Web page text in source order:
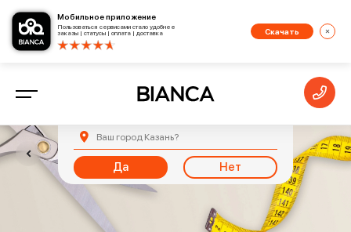
Мобильное приложение
Пользоваться сервисами стало удобнее
заказы | статусы | оплата | доставка
Скачать
Ваш город Казань?
Да Нет